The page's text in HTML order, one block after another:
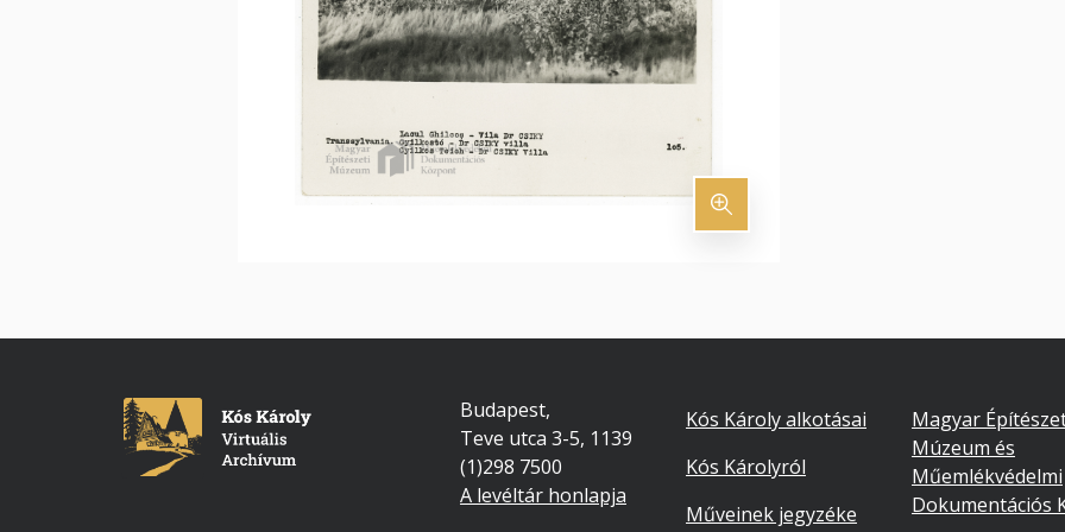
Budapest,
Teve utca 3-5, 1139
(1)298 7500
A levéltár honlapja
Footer
Kós Károly alkotásai
Kós Károlyról
Műveinek jegyzéke
Lábléc
másodlagos
Magyar
Múzeum és
Műemlékvédelmi
Dokumentációs